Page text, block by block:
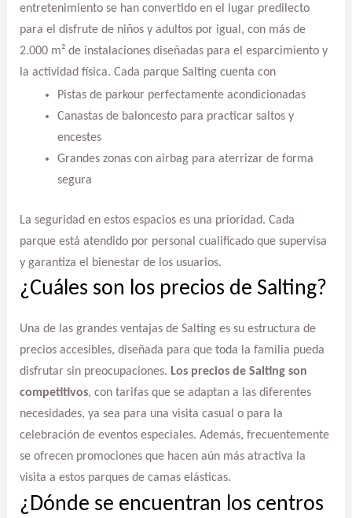
entretenimiento se han convertido en el lugar predilecto
para el disfrute de niños y adultos por igual, con más de
2.000 m² de instalaciones diseñadas para el esparcimiento y
la actividad física. Cada parque Salting cuenta con
Pistas de parkour perfectamente acondicionadas
Canastas de baloncesto para practicar saltos y
encestes
Grandes zonas con airbag para aterrizar de forma
segura
La seguridad en estos espacios es una prioridad. Cada
parque está atendido por personal cualificado que supervisa
y garantiza el bienestar de los usuarios.
¿Cuáles son los precios de Salting?
Una de las grandes ventajas de Salting es su estructura de
precios accesibles, diseñada para que toda la familia pueda
disfrutar sin preocupaciones. Los precios de Salting son
competitivos, con tarifas que se adaptan a las diferentes
necesidades, ya sea para una visita casual o para la
celebración de eventos especiales. Además, frecuentemente
se ofrecen promociones que hacen aún más atractiva la
visita a estos parques de camas elásticas.
¿Dónde se encuentran los centros